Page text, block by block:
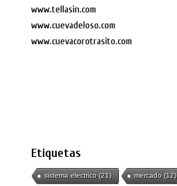
www.tellasin.com
www.cuevadeloso.com
www.cuevacorotrasito.com
Etiquetas
sistema electrico(21) mercado(12)